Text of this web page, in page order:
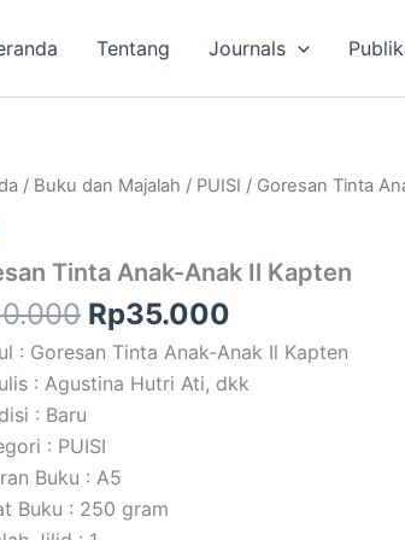
Tentang Journals
/ Buku dan Majalah / PUISI / Goresan Tinta
Tinta Anak-Anak Il Kapten
Harga
Rp50.000.
Rp35.000
Harga
adalah:
: Goresan Tinta Anak-Anak Il Kapten
: Agustina Hutri Ati, dkk
: Baru
: PUISI
Buku : A5
Buku : 250 gram